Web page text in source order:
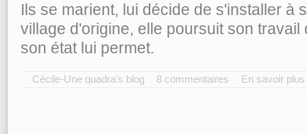
Ils se marient, lui décide de s'installer à
village d'origine, elle poursuit son travail
son état lui permet.
Cécile-Une quadra's blog 8 commentaires En savoir plus